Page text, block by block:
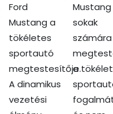
990 Ft
Ford
Mustang a
tökéletes
sportautó
megtestesítője.
A dinamikus
vezetési
-
139
990 Ft
Mustang
sokak
számára
a